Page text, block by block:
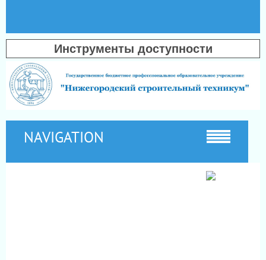
Инструменты доступности
NAVIGATION